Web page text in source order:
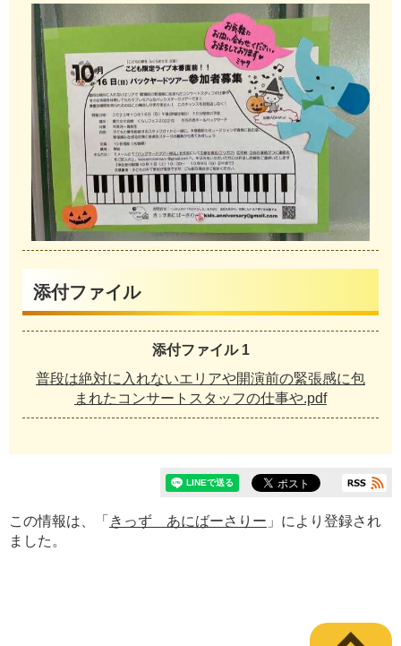
添付ファイル
添付ファイル 1
普段は絶対に入れないエリアや開演前の緊張感に包
まれたコンサートスタッフの仕事や.pdf
この情報は、「 きっず あにばーさりー 」により登録され
ました。